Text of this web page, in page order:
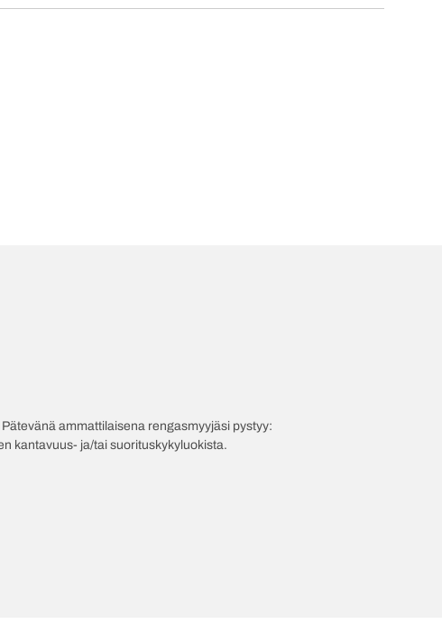
ammattilaisena rengasmyyjäsi pystyy:
kantavuus- ja/tai suorituskykyluokista.